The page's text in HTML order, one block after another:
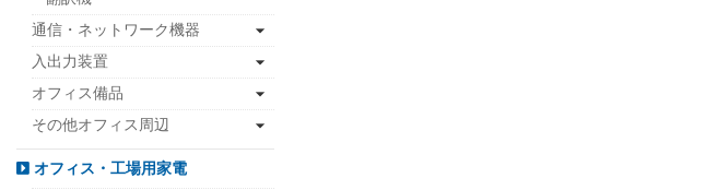
通信・ネットワーク機器
入出力装置
オフィス備品
その他オフィス周辺
オフィス・工場用家電